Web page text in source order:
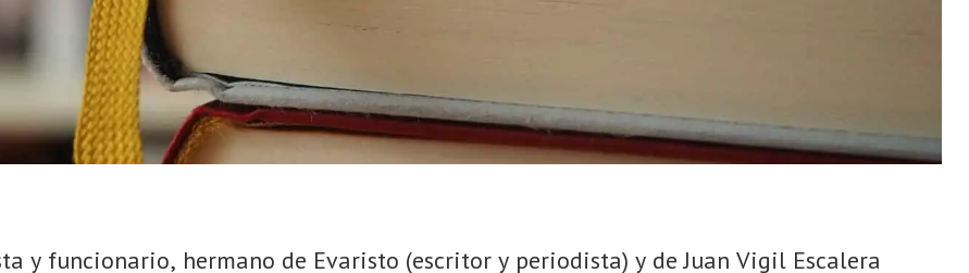
y funcionario, hermano de Evaristo (escritor y periodista) y de Juan Vigil Escalera